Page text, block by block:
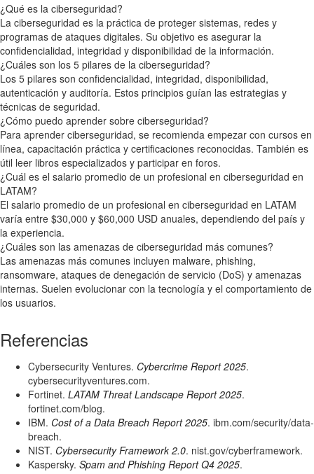
¿Qué es la ciberseguridad?
La ciberseguridad es la práctica de proteger sistemas, redes y
programas de ataques digitales. Su objetivo es asegurar la
confidencialidad, integridad y disponibilidad de la información.
¿Cuáles son los 5 pilares de la ciberseguridad?
Los 5 pilares son confidencialidad, integridad, disponibilidad,
autenticación y auditoría. Estos principios guían las estrategias y
técnicas de seguridad.
¿Cómo puedo aprender sobre ciberseguridad?
Para aprender ciberseguridad, se recomienda empezar con cursos en
línea, capacitación práctica y certificaciones reconocidas. También es
útil leer libros especializados y participar en foros.
¿Cuál es el salario promedio de un profesional en ciberseguridad en
LATAM?
El salario promedio de un profesional en ciberseguridad en LATAM
varía entre $30,000 y $60,000 USD anuales, dependiendo del país y
la experiencia.
¿Cuáles son las amenazas de ciberseguridad más comunes?
Las amenazas más comunes incluyen malware, phishing,
ransomware, ataques de denegación de servicio (DoS) y amenazas
internas. Suelen evolucionar con la tecnología y el comportamiento de
los usuarios.
Referencias
Cybersecurity Ventures. Cybercrime Report 2025.
cybersecurityventures.com.
Fortinet. LATAM Threat Landscape Report 2025.
fortinet.com/blog.
IBM. Cost of a Data Breach Report 2025. ibm.com/security/data-
breach.
NIST. Cybersecurity Framework 2.0. nist.gov/cyberframework.
Kaspersky. Spam and Phishing Report Q4 2025.